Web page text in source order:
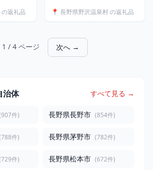
り 非
年11月
返礼品
沢温泉村
📍 長野県野沢温泉村 の返礼品
1 / 4 ページ 次へ →
治体 すべて見る →
件) 長野県長野市 (854件)
件) 長野県茅野市 (782件)
件) 長野県松本市 (672件)